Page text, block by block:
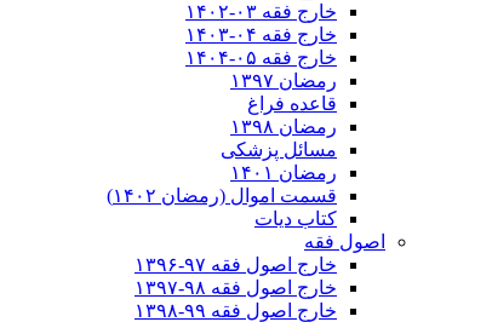
خارج فقه ۰۳-۱۴۰۲
خارج فقه ۰۴-۱۴۰۳
خارج فقه ۰۵-۱۴۰۴
رمضان ۱۳۹۷
قاعده فراغ
رمضان ۱۳۹۸
مسائل پزشکی
رمضان ۱۴۰۱
قسمت اموال (رمضان ۱۴۰۲)
کتاب دیات
اصول فقه
خارج اصول فقه ۹۷-۱۳۹۶
خارج اصول فقه ۹۸-۱۳۹۷
خارج اصول فقه ۹۹-۱۳۹۸